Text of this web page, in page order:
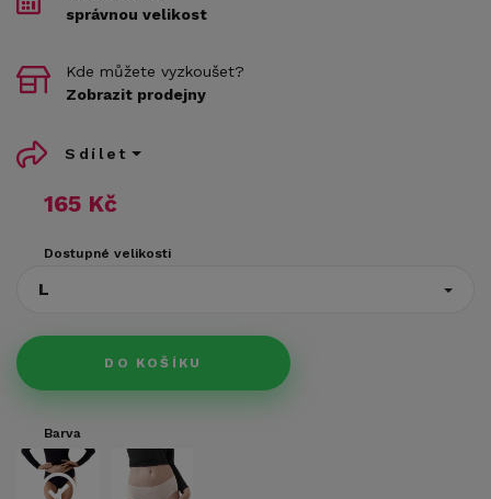
165 Kč
Dostupné velikosti
L
DO KOŠÍKU
správnou velikost
Kde můžete vyzkoušet?
Zobrazit prodejny
Sdílet
Barva